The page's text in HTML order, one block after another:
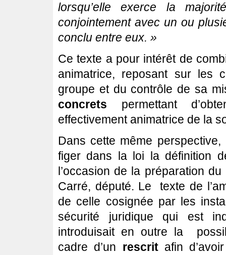
lorsqu’elle exerce la
conjointement avec un ou
conclu entre eux. »
Ce texte a pour intérêt de
animatrice, reposant sur les
groupe et du contrôle de sa
concrets permettant
effectivement animatrice de la
Dans cette même
figer dans la loi la définition
l’occasion de la préparation
Carré, député. Le texte de
de celle cosignée par les
sécurité juridique qui est
introduisait en outre la
cadre d’un rescritafin